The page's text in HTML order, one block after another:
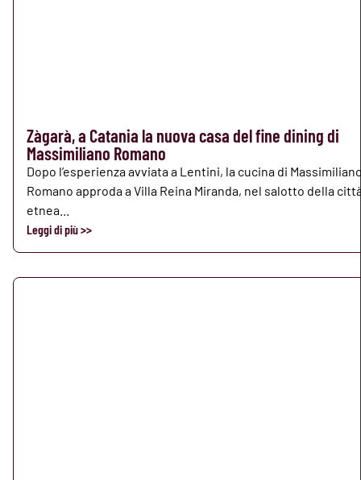
Zàgarà, a Catania la nuova casa del fine dining di
Massimiliano Romano
Dopo l’esperienza avviata a Lentini, la cucina di
Romano approda a Villa Reina Miranda, nel salotto della
etnea...
Leggi di più >>